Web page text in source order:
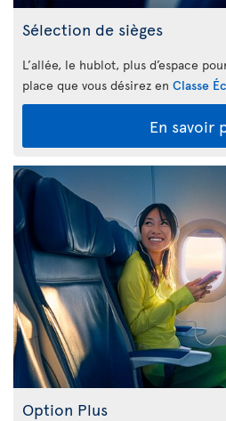
Sélection de sièges
L’allée, le hublot, plus d’espace
place que vous désirez en Classe
En savoir
Option Plus